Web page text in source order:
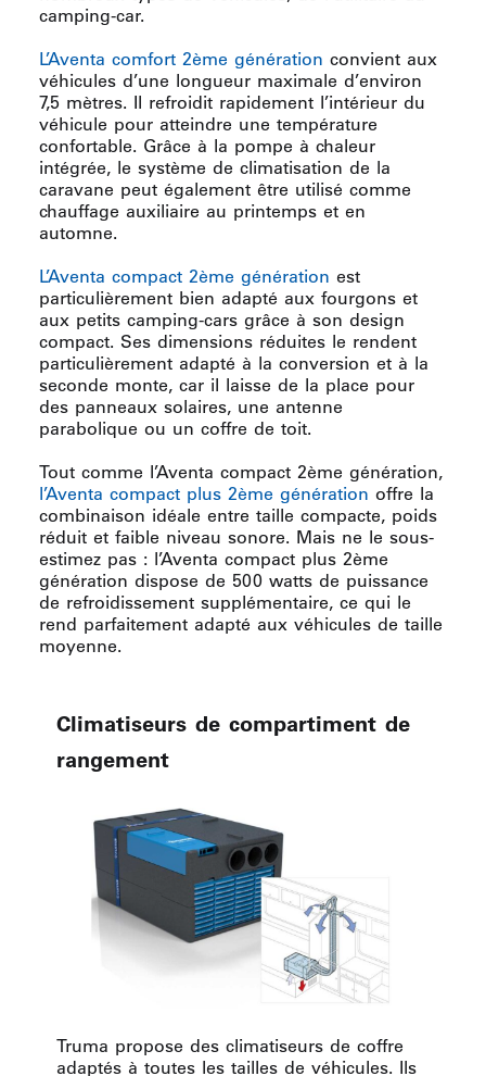
camping-car.
L’Aventa comfort 2ème génération convient aux
véhicules d’une longueur maximale d’environ
7,5 mètres. Il refroidit rapidement l’intérieur du
véhicule pour atteindre une température
confortable. Grâce à la pompe à chaleur
intégrée, le système de climatisation de la
caravane peut également être utilisé comme
chauffage auxiliaire au printemps et en
automne.
L’Aventa compact 2ème génération est
particulièrement bien adapté aux fourgons et
aux petits camping-cars grâce à son design
compact. Ses dimensions réduites le rendent
particulièrement adapté à la conversion et à la
seconde monte, car il laisse de la place pour
des panneaux solaires, une antenne
parabolique ou un coffre de toit.
Tout comme l’Aventa compact 2ème génération,
l’Aventa compact plus 2ème génération offre la
combinaison idéale entre taille compacte, poids
réduit et faible niveau sonore. Mais ne le sous-
estimez pas : l’Aventa compact plus 2ème
génération dispose de 500 watts de puissance
de refroidissement supplémentaire, ce qui le
rend parfaitement adapté aux véhicules de taille
moyenne.
Climatiseurs de compartiment de
rangement
Truma propose des climatiseurs de coffre
adaptés à toutes les tailles de véhicules. Ils